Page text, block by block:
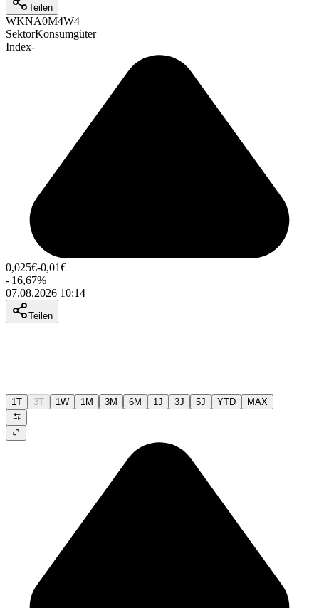
Teilen
WKNA0M4W4
SektorKonsumgüter
Index-
0,025€-0,01€
- 16,67%
07.08.2026 10:14
Teilen
1T 3T 1W 1M 3M 6M 1J 3J 5J YTD MAX